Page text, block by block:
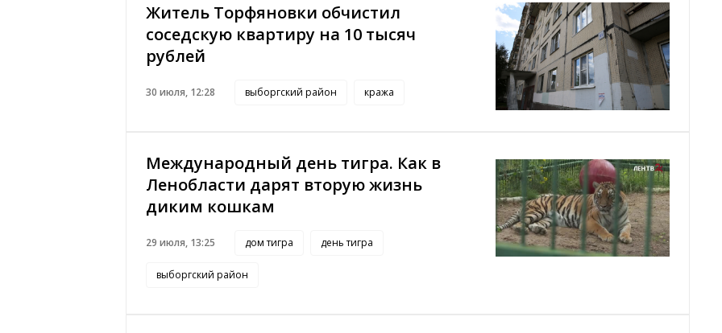
Житель Торфяновки обчистил
соседскую квартиру на 10 тысяч
рублей
30 июля, 12:28 выборгский район кража
Международный день тигра. Как в
Ленобласти дарят вторую жизнь
диким кошкам
29 июля, 13:25 дом тигра день тигра
выборгский район